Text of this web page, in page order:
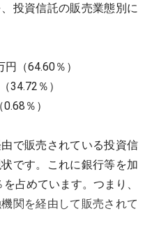
投資信託の販売業態別に
（64.60％）
34.72％）
％）
で販売されている投資信
です。これに銀行等を加
占めています。つまり、
関を経由して販売されて